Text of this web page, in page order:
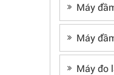
Máy
Máy
Máy đo